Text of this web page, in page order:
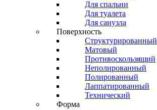
Для спальни
Для туалета
Для санузла
Поверхность
Структурированный
Матовый
Противоскользящий
Неполированный
Полированный
Лаппатированный
Технический
Форма